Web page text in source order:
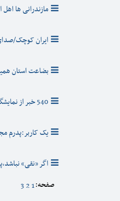
مازندرانی ها
ایران کوچک/
‌بضاعت استان
540 خبر از نمایشگاه کتاب مازندران انتشار یافت
یک کاربر:پدرم
اگر «نقی»
صفحه:1
2
3